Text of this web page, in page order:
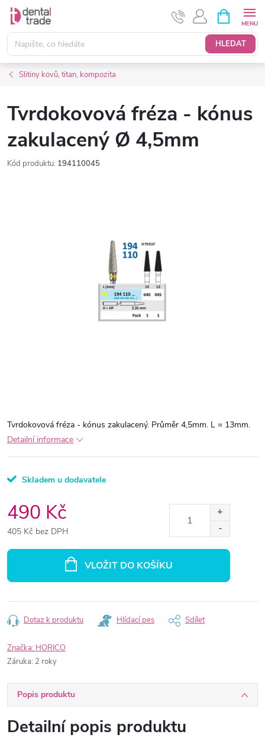
Přejít
obsah
HLEDAT
NÁKUPNÍ
KOŠÍK
Slitiny kovů, titan, kompozita
Tvrdokovová fréza - kónus
zakulacený Ø 4,5mm
Kód produktu: 194110045
Tvrdokovová fréza - kónus zakulacený. Průměr 4,5mm. L = 13mm.
Detailní informace
Skladem u dodavatele
490 Kč
405 Kč bez DPH
VLOŽIT DO KOŠÍKU
Dotaz k produktu Hlídací pes Sdílet
Značka: HORICO
Záruka: 2 roky
Popis produktu
Detailní popis produktu